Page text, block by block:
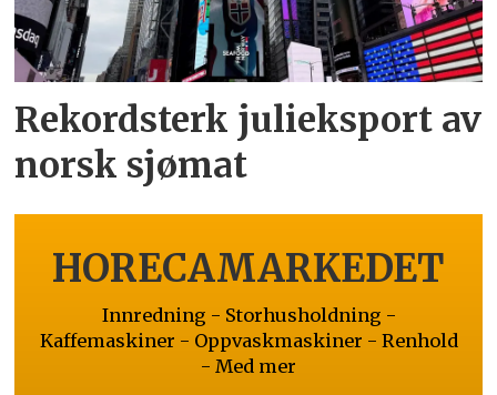
Rekordsterk julieksport av
norsk sjømat
HORECAMARKEDET
Innredning - Storhusholdning -
Kaffemaskiner - Oppvaskmaskiner - Renhold
- Med mer